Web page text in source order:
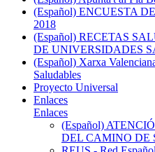
(Español) ENCUESTA
2018
(Español) RECETAS
DE UNIVERSIDADES
(Español) Xarxa
Saludables
Proyecto Universal
Enlaces
Enlaces
(Español)
DEL CAMINO DE